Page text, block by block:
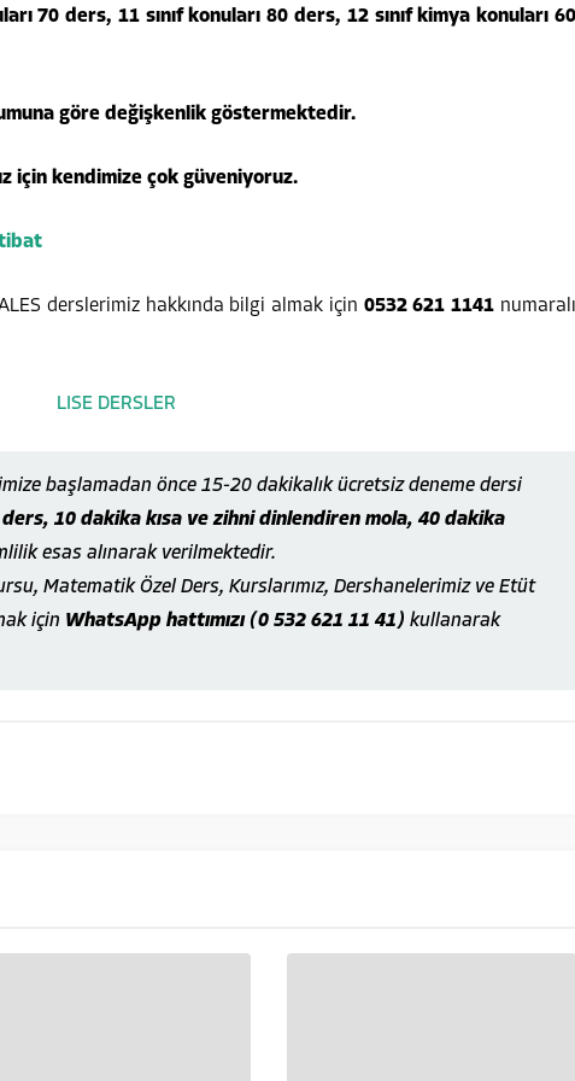
70 ders, 11 sınıf konuları 80 ders, 12 sınıf kimya konuları 60
göre değişkenlik göstermektedir.
için kendimize çok güveniyoruz.
derslerimiz hakkında bilgi almak için 0532 621 1141
başlamadan önce 15-20 dakikalık ücretsiz deneme dersi
10 dakika kısa ve zihni dinlendiren mola, 40 dakika
esas alınarak verilmektedir.
Matematik Özel Ders, Kurslarımız, Dershanelerimiz ve Etüt
için WhatsApp hattımızı (0 532 621 11 41) kullanarak